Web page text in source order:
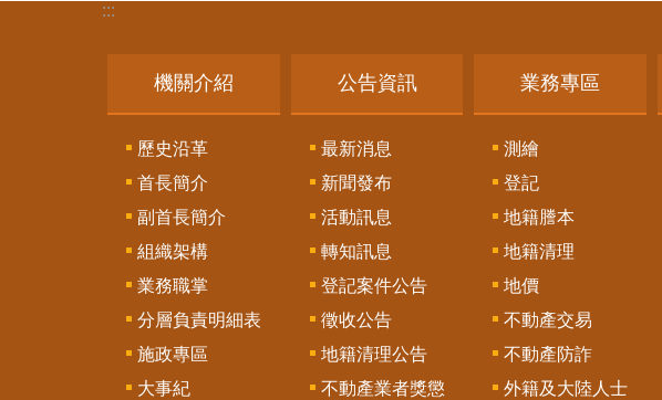
:::
機關介紹
歷史沿革
首長簡介
副首長簡介
組織架構
業務職掌
分層負責明細表
施政專區
大事紀
公告資訊
最新消息
新聞發布
活動訊息
轉知訊息
登記案件公告
徵收公告
地籍清理公告
不動產業者獎懲
業務專區
測繪
登記
地籍謄本
地籍清理
地價
不動產交易
不動產防詐
外籍及大陸人士